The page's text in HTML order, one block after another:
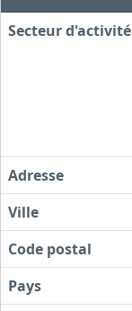
Secteur d'activité
Adresse
Ville
Code postal
Pays